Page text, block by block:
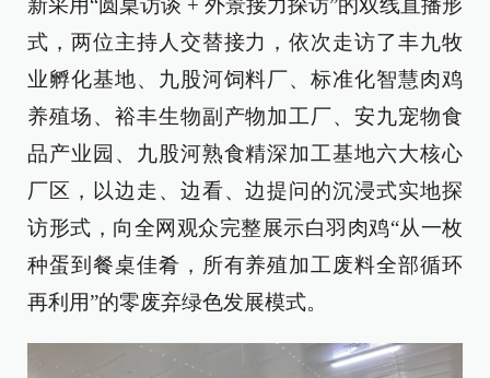
新采用“圆桌访谈 + 外景接力探访”的双线直播形
式，两位主持人交替接力，依次走访了丰九牧
业孵化基地、九股河饲料厂、标准化智慧肉鸡
养殖场、裕丰生物副产物加工厂、安九宠物食
品产业园、九股河熟食精深加工基地六大核心
厂区，以边走、边看、边提问的沉浸式实地探
访形式，向全网观众完整展示白羽肉鸡“从一枚
种蛋到餐桌佳肴，所有养殖加工废料全部循环
再利用”的零废弃绿色发展模式。